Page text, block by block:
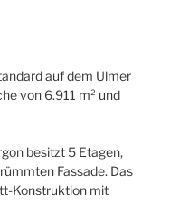
auf dem Ulmer
von 6.911 m² und
besitzt 5 Etagen,
Fassade. Das
Konstruktion mit